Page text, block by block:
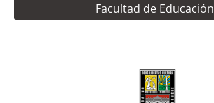
Facultad de Educación